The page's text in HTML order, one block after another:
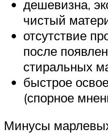
дешевизна,
чистый
отсутствие
после
стиральных
быстрое
(спорное
Минусы